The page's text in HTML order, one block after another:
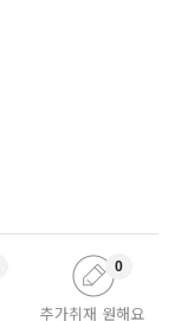
추가취재 원해요
0